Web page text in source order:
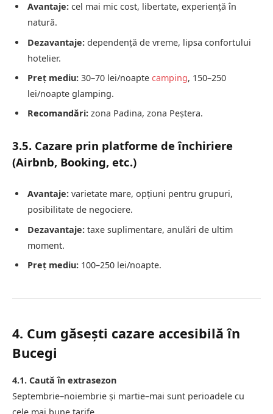
Avantaje: cel mai mic cost, libertate, experiență în
natură.
Dezavantaje: dependență de vreme, lipsa confortului
hotelier.
Preț mediu: 30–70 lei/noapte camping, 150–250
lei/noapte glamping.
Recomandări: zona Padina, zona Peștera.
3.5. Cazare prin platforme de închiriere
(Airbnb, Booking, etc.)
Avantaje: varietate mare, opțiuni pentru grupuri,
posibilitate de negociere.
Dezavantaje: taxe suplimentare, anulări de ultim
moment.
Preț mediu: 100–250 lei/noapte.
4. Cum găsești cazare accesibilă în
Bucegi
4.1. Caută în extrasezon
Septembrie–noiembrie și martie–mai sunt perioadele cu